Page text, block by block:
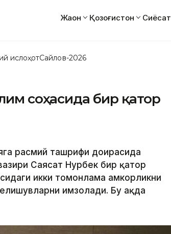
Жаҳон Қозоғистон Сиёсат
ислоҳотСайлов-2026
соҳасида бир қатор
расмий ташрифи доирасида
Саясат Нурбек бир қатор
икки томонлама ҳамкорликни
имзолади. Бу ҳақда